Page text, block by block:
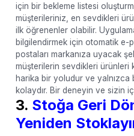
için bir bekleme listesi
müşterileriniz, en sevdikleri
ilk öğrenenler olabilir.
bilgilendirmek için otomatik
postaları markanıza uyacak
müşterilerin sevdikleri ürünleri
harika bir yoludur ve yalnızca
kolaydır. Bir deneyin ve sizin
3. Stoğa Geri
Yeniden